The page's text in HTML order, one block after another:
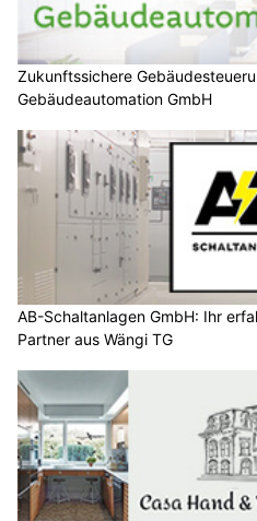
Zukunftssichere
Gebäudeautomation GmbH
AB-Schaltanlagen GmbH: Ihr
Partner aus Wängi TG